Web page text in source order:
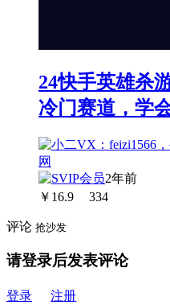
24快手英雄杀
冷门赛道，学
2年前
￥ 16.9 334
评论 抢沙发
请登录后发表评论
登录 注册